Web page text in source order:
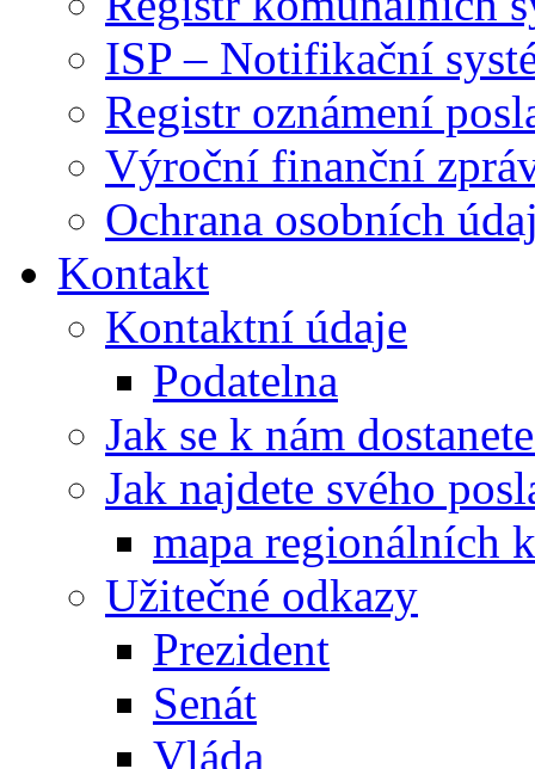
ISP – Notifikační
Registr oznámení
Výroční finanční
Ochrana osobních
Kontakt
Kontaktní údaje
Podatelna
Jak se k nám
Jak najdete svého
mapa regionálních
Užitečné odkazy
Prezident
Senát
Vláda